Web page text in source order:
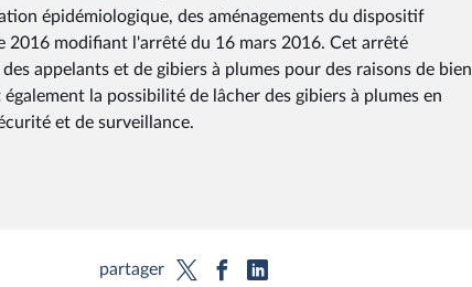
épidémiologique, des aménagements du dispositif
modifiant l'arrêté du 16 mars 2016. Cet arrêté
appelants et de gibiers à plumes pour des raisons de bien
la possibilité de lâcher des gibiers à plumes en
et de surveillance.
partager